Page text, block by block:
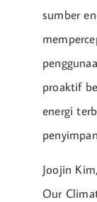
sumber
proaktif
energi
Joojin
Our